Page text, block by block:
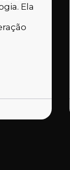
Ela